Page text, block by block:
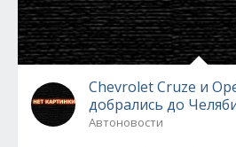
Chevrolet Cruze и
добрались до
Автоновости